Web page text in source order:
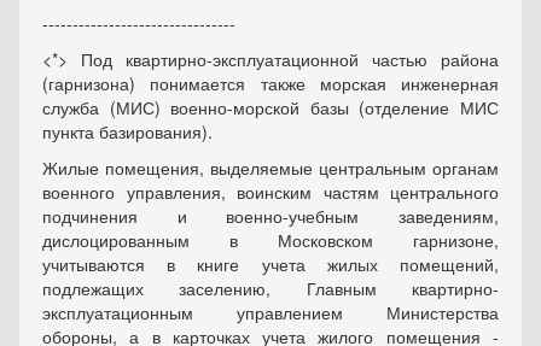
--------------------------------
<*> Под квартирно-эксплуатационной частью района
(гарнизона) понимается также морская инженерная
служба (МИС) военно-морской базы (отделение МИС
пункта базирования).
Жилые помещения, выделяемые центральным органам
военного управления, воинским частям центрального
подчинения и военно-учебным заведениям,
дислоцированным в Московском гарнизоне,
учитываются в книге учета жилых помещений,
подлежащих заселению, Главным квартирно-
эксплуатационным управлением Министерства
обороны, а в карточках учета жилого помещения -